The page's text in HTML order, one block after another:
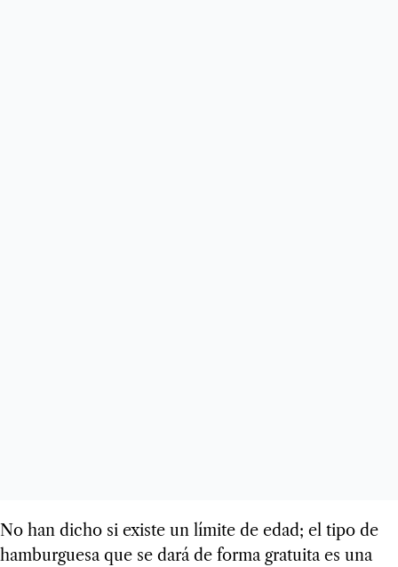
No han dicho si existe un límite de edad; el tipo de
hamburguesa que se dará de forma gratuita es una